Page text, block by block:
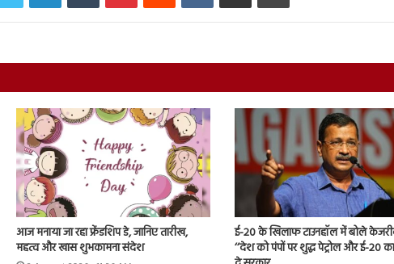
आज मनाया जा रहा फ्रेंडशिप डे, जानिए तारीख,
महत्व और खास शुभकामना संदेश
ई-20 के खिलाफ टाउनहॉल में बोले
‘‘देश को पंपों पर शुद्ध पेट्रोल और ई-20